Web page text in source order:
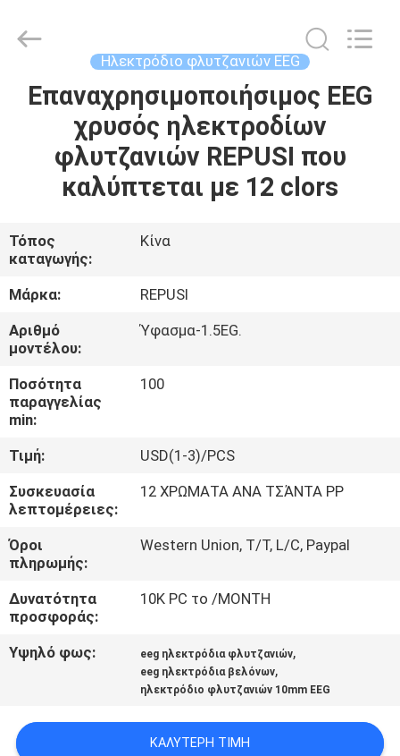
ΣΠΊΤΙ
ΠΡΟΪΌΝΤΑ
ΕΜΕΊΣ
ΓΎΡΟΣ
ΕΡΓΟΣΤΑΣΊΩΝ
ΠΟΙΟΤΙΚΌΣ
ΈΛΕΓΧΟΣ
ΜΑΣ
ΕΛΆΤΕ
ΣΕ
ΕΠΑΦΉ
ΜΕ
ΕΙΔΉΣΕΙΣ
Electronics
Co.,Ltd..
Ηλεκτρόδιο φλυτζανιών EEG
Επαναχρησιμοποιήσιμος EEG
χρυσός ηλεκτροδίων
φλυτζανιών REPUSI που
καλύπτεται με 12 clors
Τόπος
καταγωγής:
Κίνα
Μάρκα:
REPUSI
Αριθμό
μοντέλου:
Ύφασμα-1.5EG.
Ποσότητα
παραγγελίας
min:
100
Τιμή:
USD(1-3)/PCS
Συσκευασία
λεπτομέρειες:
12 ΧΡΩΜΑΤΑ ΑΝΑ ΤΣΆΝΤΑ PP
Όροι
πληρωμής:
Western Union, T/T, L/C, Paypal
Δυνατότητα
προσφοράς:
10K PC το /MONTH
Υψηλό φως: eeg ηλεκτρόδια φλυτζανιών,
eeg ηλεκτρόδια βελόνων,
ηλεκτρόδιο φλυτζανιών 10mm EEG
ΚΑΛΎΤΕΡΗ ΤΙΜΉ